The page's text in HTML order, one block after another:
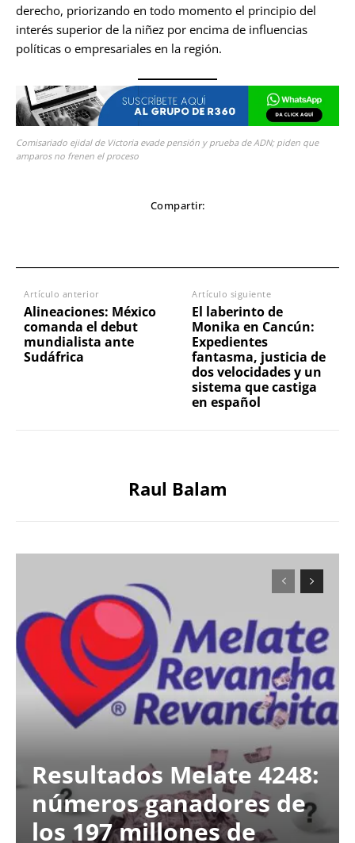
derecho, priorizando en todo momento el principio del
interés superior de la niñez por encima de influencias
políticas o empresariales en la región.
Comisariado ejidal de Victoria evade pensión y prueba de ADN; piden que
amparos no frenen el proceso
Compartir:
Artículo anterior
Alineaciones: México
comanda el debut
mundialista ante
Sudáfrica
Artículo siguiente
El laberinto de
Monika en Cancún:
Expedientes
fantasma, justicia de
dos velocidades y un
sistema que castiga
en español
Raul Balam
Resultados Melate 4248:
números ganadores de
los 197 millones de